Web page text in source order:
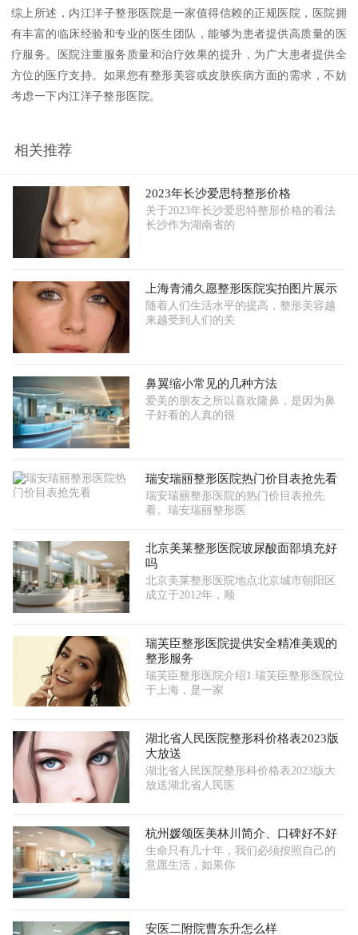
综上所述，内江洋子整形医院是一家值得信赖的正规医院，医院拥
有丰富的临床经验和专业的医生团队，能够为患者提供高质量的医
疗服务。医院注重服务质量和治疗效果的提升，为广大患者提供全
方位的医疗支持。如果您有整形美容或皮肤疾病方面的需求，不妨
考虑一下内江洋子整形医院。
相关推荐
2023年长沙爱思特整形价格
关于2023年长沙爱思特整形价格的看法
长沙作为湖南省的
上海青浦久愿整形医院实拍图片展示
随着人们生活水平的提高，整形美容越
来越受到人们的关
鼻翼缩小常见的几种方法
爱美的朋友之所以喜欢隆鼻，是因为鼻
子好看的人真的很
瑞安瑞丽整形医院热门价目表抢先看
瑞安瑞丽整形医院的热门价目表抢先
看。瑞安瑞丽整形医
北京美莱整形医院玻尿酸面部填充好
吗
北京美莱整形医院地点北京城市朝阳区
成立于2012年，顺
瑞芙臣整形医院提供安全精准美观的
整形服务
瑞芙臣整形医院介绍1.瑞芙臣整形医院位
于上海，是一家
湖北省人民医院整形科价格表2023版
大放送
湖北省人民医院整形科价格表2023版大
放送湖北省人民医
杭州媛颂医美林川简介、口碑好不好
生命只有几十年，我们必须按照自己的
意愿生活，如果你
安医二附院曹东升怎么样